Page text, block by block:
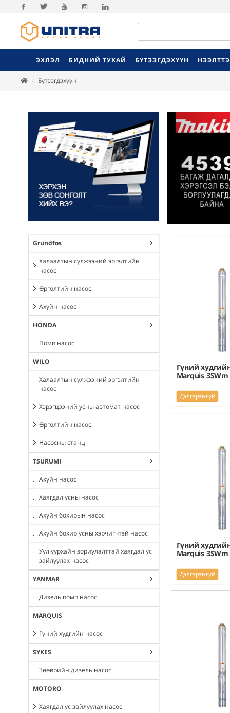
Facebook
ЭХЛЭЛ БИДНИЙ ТУХАЙ БҮТЭЭГДЭХҮҮН
Бүтээгдэхүүн
Grundfos
Халаалтын сүлжээний эргэлтийн
насос
Өргөлтийн насос
Ахуйн насос
HONDA
Помп насос
WILO
Халаалтын сүлжээний эргэлтийн
насос
Хэрэгцээний усны автомат насос
Өргөлтийн насос
Насосны станц
TSURUMI
Ахуйн насос
Хаягдал усны насос
Ахуйн бохирын насос
Ахуйн бохир усны хэрчигчтэй насос
Уул уурхайн зориулалттай хаягдал ус
зайлуулах насос
YANMAR
Дизель помп насос
MARQUIS
Гүний худгийн насос
SYKES
Зөөврийн дизель насос
MOTORO
Хаягдал ус зайлуулах насос
Гүний
Marquis 3SWm
Дэлгэрэнгүй
Гүний
Marquis 3SWm
Дэлгэрэнгүй